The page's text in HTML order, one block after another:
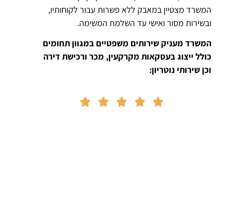
המשרד מצטיין במאבק ללא פשרות עבור לקוחותיו,
ובשירות מסור ואישי עד השלמת המשימה.
המשרד מעניק שירותים משפטיים במגוון תחומים
כולל ייצוג בעסקאות מקרקעין, מכר ורכישת דירה
וכן שירותי נוטריון:




